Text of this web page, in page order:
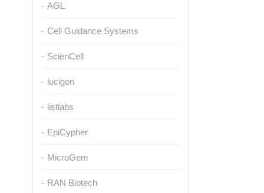
AGL
Cell Guidance Systems
ScienCell
lucigen
listlabs
EpiCypher
MicroGem
RAN Biotech